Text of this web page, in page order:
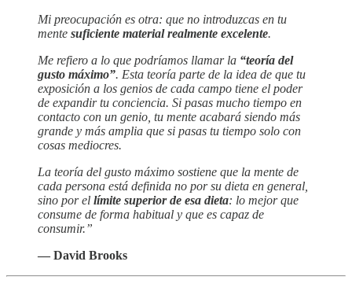
Mi preocupación es otra: que no introduzcas en tu
mente suficiente material realmente excelente.
Me refiero a lo que podríamos llamar la “teoría del
gusto máximo”. Esta teoría parte de la idea de que tu
exposición a los genios de cada campo tiene el poder
de expandir tu conciencia. Si pasas mucho tiempo en
contacto con un genio, tu mente acabará siendo más
grande y más amplia que si pasas tu tiempo solo con
cosas mediocres.
La teoría del gusto máximo sostiene que la mente de
cada persona está definida no por su dieta en general,
sino por el límite superior de esa dieta: lo mejor que
consume de forma habitual y que es capaz de
consumir.”
— David Brooks